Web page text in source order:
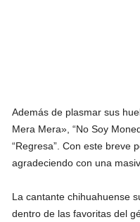
Además de plasmar sus
Mera Mera», “No Soy
“Regresa”. Con este breve
agradeciendo con una
La cantante chihuahuense
dentro de las favoritas del